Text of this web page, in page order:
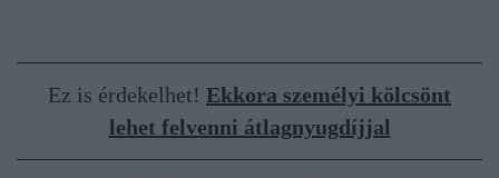
Ez is érdekelhet! Ekkora személyi kölcsönt
lehet felvenni átlagnyugdíjjal